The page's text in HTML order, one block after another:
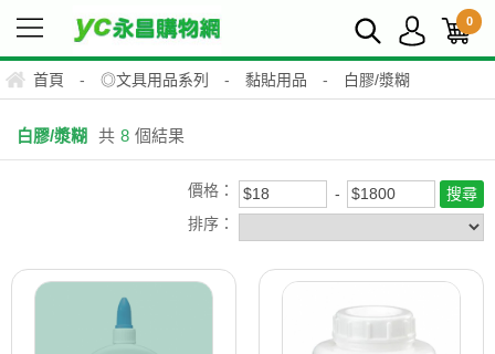
0
首頁 - ◎文具用品系列 - 黏貼用品 - 白膠/漿糊
白膠/漿糊 共 8 個結果
價格：
排序：